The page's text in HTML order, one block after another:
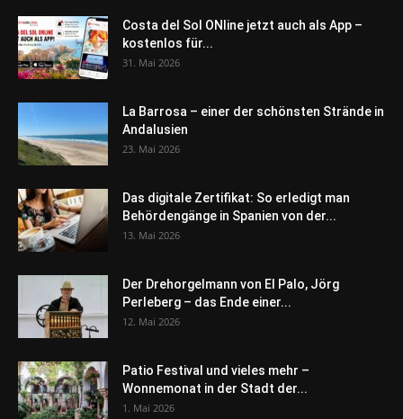
Costa del Sol ONline jetzt auch als App –
kostenlos für...
31. Mai 2026
La Barrosa – einer der schönsten Strände in
Andalusien
23. Mai 2026
Das digitale Zertifikat: So erledigt man
Behördengänge in Spanien von der...
13. Mai 2026
Der Drehorgelmann von El Palo, Jörg
Perleberg – das Ende einer...
12. Mai 2026
Patio Festival und vieles mehr –
Wonnemonat in der Stadt der...
1. Mai 2026